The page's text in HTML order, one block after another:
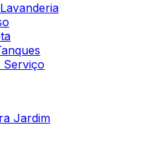
Serviço
Jardim